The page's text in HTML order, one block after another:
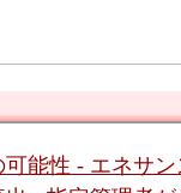
能性 - エネサ